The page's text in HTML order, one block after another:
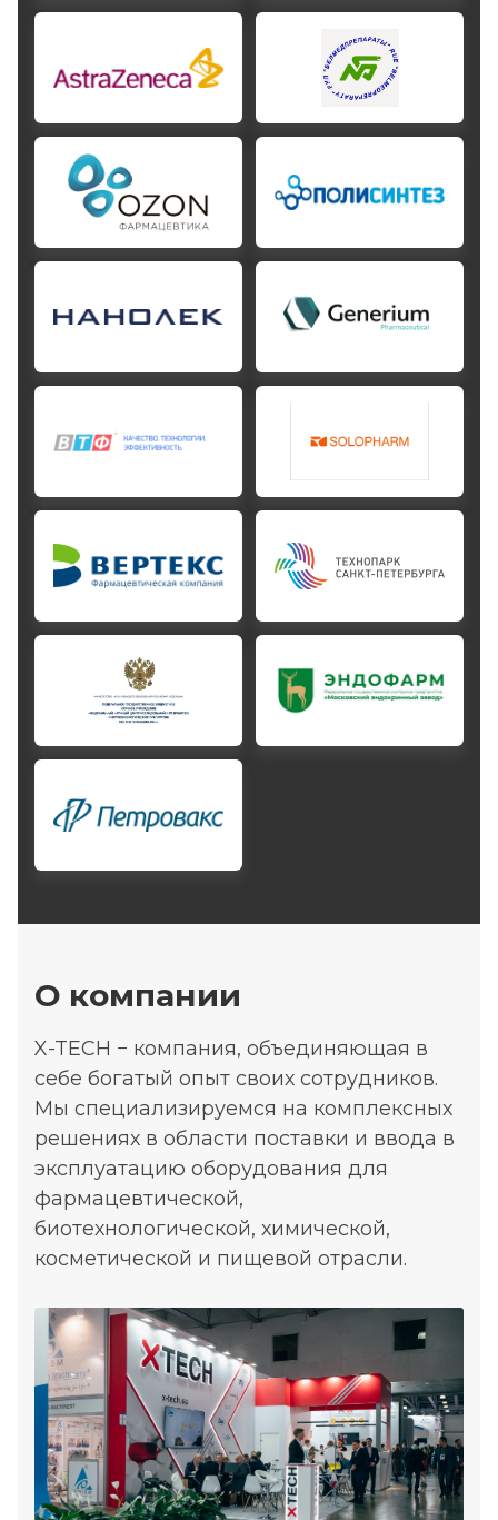
О компании
X-TECH − компания, объединяющая в
себе богатый опыт своих сотрудников.
Мы специализируемся на комплексных
решениях в области поставки и ввода в
эксплуатацию оборудования для
фармацевтической,
биотехнологической, химической,
косметической и пищевой отрасли.